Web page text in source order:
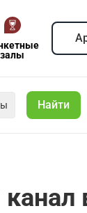
залы
Найти